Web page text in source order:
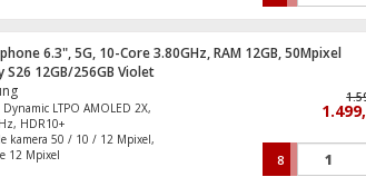
punjenje 60 W
vodootporan ( 1.5 met. do 30
)
sistem Android 16, One UI
6.3", 5G, 10-Core 3.80GHz, RAM 12GB, 50Mpixel
S26 12GB/256GB Violet
LTPO AMOLED 2X,
HDR10+
kamera 50 / 10 / 12 Mpixel,
12 Mpixel
8